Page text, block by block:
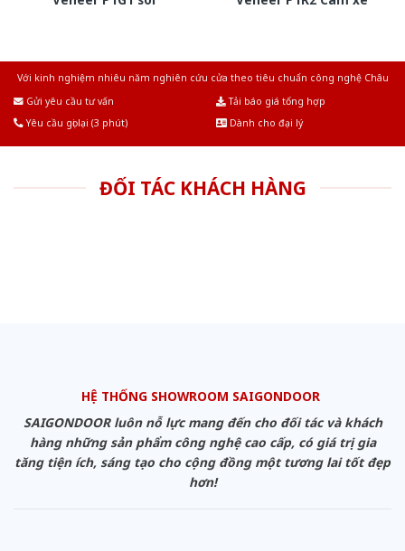
Với kinh nghiệm nhiêu năm nghiên cứu cửa theo tiêu chuẩn công nghệ Châu
Gửi yêu cầu tư vấn
Tải báo giá tổng hợp
Yêu cầu gọi lại (3 phút)
Dành cho đại lý
ĐỐI TÁC KHÁCH HÀNG
HỆ THỐNG SHOWROOM SAIGONDOOR
SAIGONDOOR luôn nỗ lực mang đến cho đối tác và khách
hàng những sản phẩm công nghệ cao cấp, có giá trị gia
tăng tiện ích, sáng tạo cho cộng đồng một tương lai tốt đẹp
hơn!